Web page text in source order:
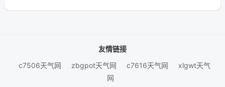
友情链接
c7506天气网
zbgpot天气网 c7616天气网
xlgwt天气
网